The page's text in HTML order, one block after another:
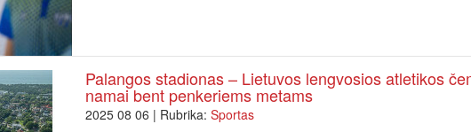
Palangos stadionas – Lietuvos lengvosios atletikos
namai bent penkeriems metams
2025 08 06 | Rubrika: Sportas